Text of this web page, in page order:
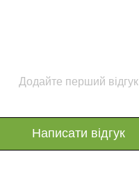
Додайте перший відгук
Написати відгук